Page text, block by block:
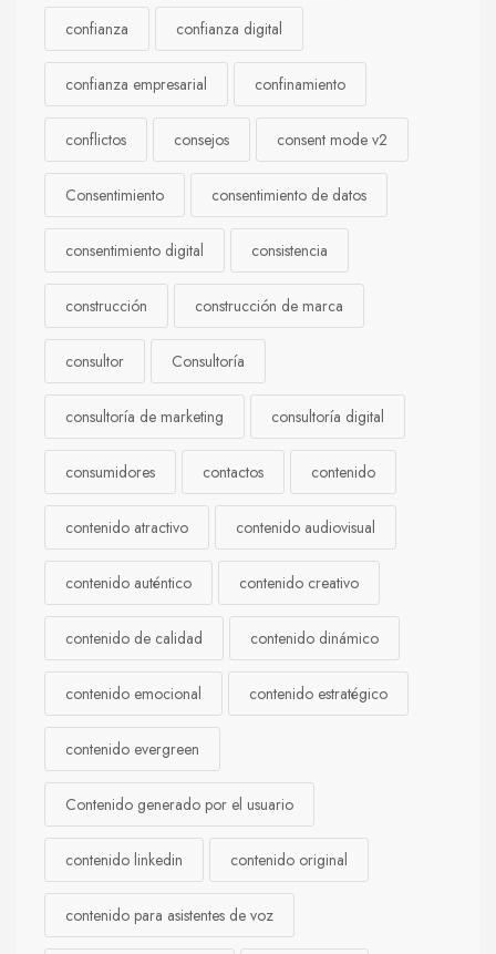
confianza confianza digital
confianza empresarial confinamiento
conflictos consejos consent mode v2
Consentimiento consentimiento de datos
consentimiento digital consistencia
construcción construcción de marca
consultor Consultoría
consultoría de marketing consultoría digital
consumidores contactos contenido
contenido atractivo contenido audiovisual
contenido auténtico contenido creativo
contenido de calidad contenido dinámico
contenido emocional contenido estratégico
contenido evergreen
Contenido generado por el usuario
contenido linkedin contenido original
contenido para asistentes de voz